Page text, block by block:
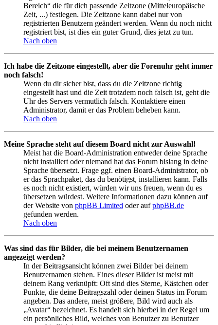
Bereich“ die für dich passende Zeitzone (Mitteleuropäische
Zeit, ...) festlegen. Die Zeitzone kann dabei nur von
registrierten Benutzern geändert werden. Wenn du noch nicht
registriert bist, ist dies ein guter Grund, dies jetzt zu tun.
Nach oben
Ich habe die Zeitzone eingestellt, aber die Forenuhr geht immer
noch falsch!
Wenn du dir sicher bist, dass du die Zeitzone richtig
eingestellt hast und die Zeit trotzdem noch falsch ist, geht die
Uhr des Servers vermutlich falsch. Kontaktiere einen
Administrator, damit er das Problem beheben kann.
Nach oben
Meine Sprache steht auf diesem Board nicht zur Auswahl!
Meist hat die Board-Administration entweder deine Sprache
nicht installiert oder niemand hat das Forum bislang in deine
Sprache übersetzt. Frage ggf. einen Board-Administrator, ob
er das Sprachpaket, das du benötigst, installieren kann. Falls
es noch nicht existiert, würden wir uns freuen, wenn du es
übersetzen würdest. Weitere Informationen dazu können auf
der Website von phpBB Limited oder aufphpBB.de
gefunden werden.
Nach oben
Was sind das für Bilder, die bei meinem Benutzernamen
angezeigt werden?
In der Beitragsansicht können zwei Bilder bei deinem
Benutzernamen stehen. Eines dieser Bilder ist meist mit
deinem Rang verknüpft: Oft sind dies Sterne, Kästchen oder
Punkte, die deine Beitragszahl oder deinen Status im Forum
angeben. Das andere, meist größere, Bild wird auch als
„Avatar“ bezeichnet. Es handelt sich hierbei in der Regel um
ein persönliches Bild, welches von Benutzer zu Benutzer